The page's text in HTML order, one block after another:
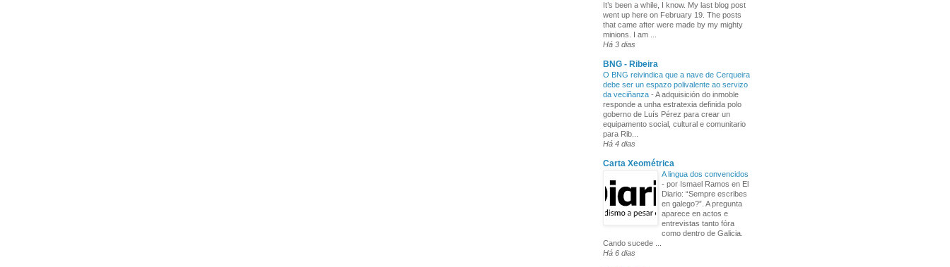
It’s been a while, I know. My last blog post
went up here on February 19. The posts
that came after were made by my mighty
minions. I am ...
Há 3 dias
BNG - Ribeira
O BNG reivindica que a nave de Cerqueira
debe ser un espazo polivalente ao servizo
da veciñanza - A adquisición do inmoble
responde a unha estratexia definida polo
goberno de Luís Pérez para crear un
equipamento social, cultural e comunitario
para Rib...
Há 4 dias
Carta Xeométrica
A lingua dos convencidos
- por Ismael Ramos en El
Diario: “Sempre escribes
en galego?”. A pregunta
aparece en actos e
entrevistas tanto fóra
como dentro de Galicia.
Cando sucede ...
Há 6 dias